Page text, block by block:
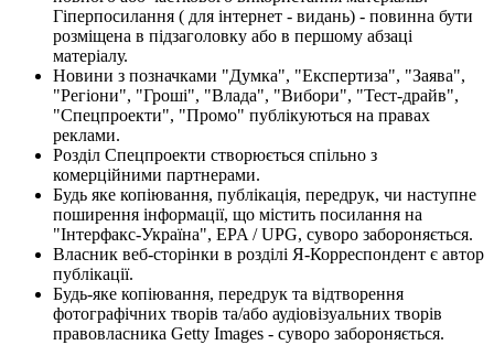
Гіперпосилання ( для інтернет - видань) - повинна бути
розміщена в підзаголовку або в першому абзаці
матеріалу.
Новини з позначками "Думка", "Експертиза", "Заява",
"Регіони", "Гроші", "Влада", "Вибори", "Тест-драйв",
"Спецпроекти", "Промо" публікуються на правах
реклами.
Розділ Спецпроекти створюється спільно з
комерційними партнерами.
Будь яке копіювання, публікація, передрук, чи наступне
поширення інформації, що містить посилання на
"Інтерфакс-Україна", EPA / UPG, суворо забороняється.
Власник веб-сторінки в розділі Я-Корреспондент є автор
публікації.
Будь-яке копіювання, передрук та відтворення
фотографічних творів та/або аудіовізуальних творів
правовласника Getty Images - суворо забороняється.